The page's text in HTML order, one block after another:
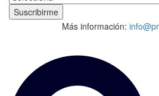
Más información: